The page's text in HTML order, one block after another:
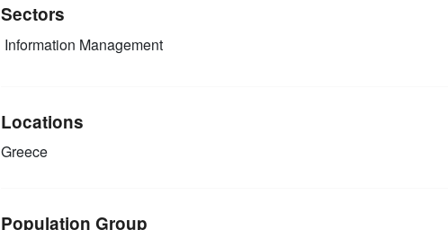
Sectors
Information Management
Locations
Greece
Population Group